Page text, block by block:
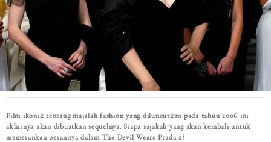
Film ikonik tentang majalah fashion yang diluncurkan pada tahun 2006 ini
akhirnya akan dibuatkan sequelnya. Siapa sajakah yang akan kembali untuk
memerankan perannya dalam The Devil Wears Prada 2?